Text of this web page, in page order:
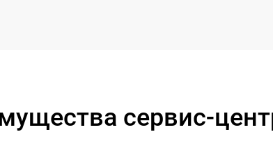
сервис-